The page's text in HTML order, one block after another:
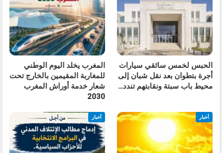
الحبس لخمس سائقي سيارات
أجرة بتطوان بعد نقل شبان إلى
محيط باب سبتة ونقابتهم تندد…
المغرب يخلد اليوم الوطني
للمغاربة المقيمين بالخارج تحت
شعار خدمة أوراش المغرب
2030
أخبار أخبار